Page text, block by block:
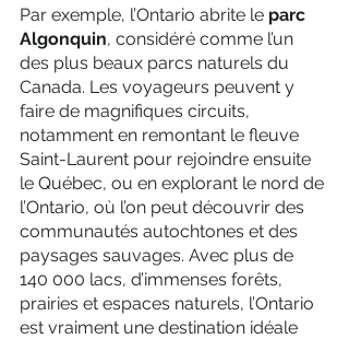
Par exemple, l’Ontario abrite le parc
Algonquin, considéré comme l’un
des plus beaux parcs naturels du
Canada. Les voyageurs peuvent y
faire de magnifiques circuits,
notamment en remontant le fleuve
Saint-Laurent pour rejoindre ensuite
le Québec, ou en explorant le nord de
l’Ontario, où l’on peut découvrir des
communautés autochtones et des
paysages sauvages. Avec plus de
140 000 lacs, d’immenses forêts,
prairies et espaces naturels, l’Ontario
est vraiment une destination idéale